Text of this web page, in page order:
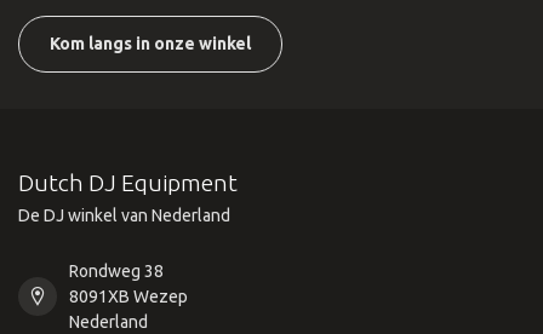
Kom langs in onze winkel
Dutch DJ Equipment
De DJ winkel van Nederland
Rondweg 38
8091XB Wezep
Nederland